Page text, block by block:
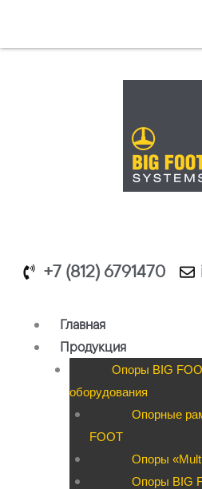
содержимому
+7 (812) 6791470
Главная
Продукция
Опоры BIG
оборудования
Опорные
FOOT
Опоры
Опоры BIG